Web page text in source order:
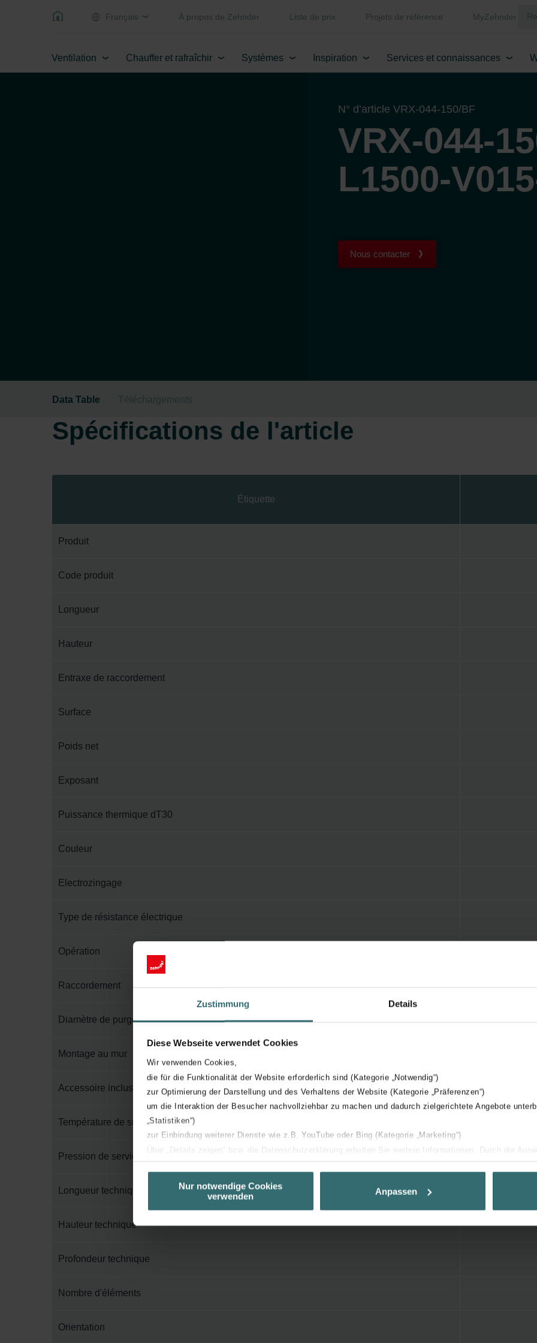
Zustimmung Details
Diese Webseite verwendet Cookies
Wir verwenden Cookies,
die für die Funktionalität der Website erforderlich sind (Kategorie „Notwendig“)
zur Optimierung der Darstellung und des Verhaltens der Website (Kategorie „Präferenzen“)
um die Interaktion der Besucher nachvollziehbar zu machen und dadurch zielgerichtete Angebote
„Statistiken“)
zur Einbindung weiterer Dienste wie z.B. YouTube oder Bing (Kategorie „Marketing“)
Über „Details zeigen“ bzw. die Datenschutzerklärung erhalten Sie weitere Informationen. Durch die
unserer Website verwenden, um Ihnen die bestmögliche Nutzererfahrung zu ermöglichen und Ihnen
basierend auf Ihren Interessen zur Verfügung zu stellen. Alle Einwilligungen können Sie
Datenschutzerklärung widerrufen.
Zehnder Group AG: Data Privacy
Nur notwendige Cookies
verwenden
Anpassen
Français Á propos de Zehnder Liste de prix Projets de référence MyZehnder
Ventilation Chauffer et rafraîchir Systèmes Inspiration Services et connaissances
N° d’article VRX-044-150/BF
VRX-044-
L1500-
Nous contacter
Data Table Téléchargements
Spécifications de l'article
Étiquette
Produit
Code produit
Longueur
Hauteur
Entraxe de raccordement
Surface
Poids net
Exposant
Puissance thermique dT30
Couleur
Electrozingage
Type de résistance électrique
Opération
Raccordement
Diamètre de purge
Montage au mur
Accessoire inclus dans l'emballage
Température de surface maximum
Pression de service maximum
Longueur technique
Hauteur technique
Profondeur technique
Nombre d'éléments
Orientation